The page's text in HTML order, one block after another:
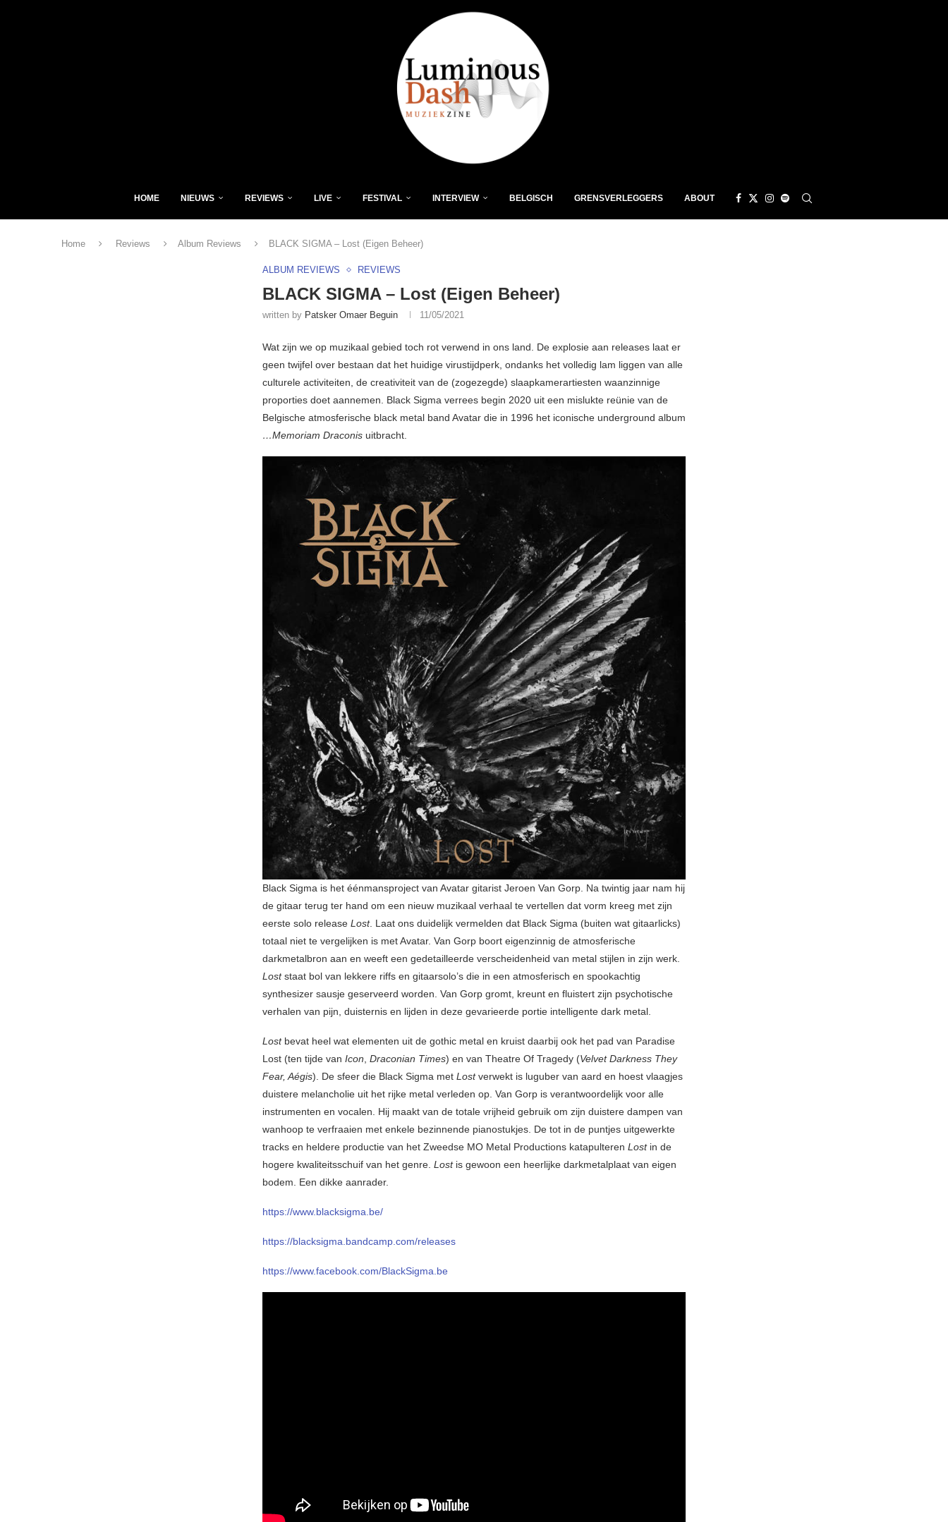
HOME NIEUWS REVIEWS LIVE FESTIVAL INTERVIEW BELGISCH GRENSVERLEGGERS ABOUT
Home Reviews Album Reviews BLACK SIGMA – Lost (Eigen Beheer)
ALBUM REVIEWS REVIEWS
BLACK SIGMA – Lost (Eigen Beheer)
written by Patsker Omaer Beguin 11/05/2021
Wat zijn we op muzikaal gebied toch rot verwend in ons land. De explosie aan releases laat er
geen twijfel over bestaan dat het huidige virustijdperk, ondanks het volledig lam liggen van alle
culturele activiteiten, de creativiteit van de (zogezegde) slaapkamerartiesten waanzinnige
proporties doet aannemen. Black Sigma verrees begin 2020 uit een mislukte reünie van de
Belgische atmosferische black metal band Avatar die in 1996 het iconische underground album
…Memoriam Draconis uitbracht.
Black Sigma is het éénmansproject van Avatar gitarist Jeroen Van Gorp. Na twintig jaar nam hij
de gitaar terug ter hand om een nieuw muzikaal verhaal te vertellen dat vorm kreeg met zijn
eerste solo release Lost. Laat ons duidelijk vermelden dat Black Sigma (buiten wat gitaarlicks)
totaal niet te vergelijken is met Avatar. Van Gorp boort eigenzinnig de atmosferische
darkmetalbron aan en weeft een gedetailleerde verscheidenheid van metal stijlen in zijn werk.
Loststaat bol van lekkere riffs en gitaarsolo’s die in een atmosferisch en spookachtig
synthesizer sausje geserveerd worden. Van Gorp gromt, kreunt en fluistert zijn psychotische
verhalen van pijn, duisternis en lijden in deze gevarieerde portie intelligente dark metal.
Lostbevat heel wat elementen uit de gothic metal en kruist daarbij ook het pad van Paradise
Lost (ten tijde van Icon, Draconian Times) en van Theatre Of Tragedy (Velvet Darkness They
Fear, Aégis). De sfeer die Black Sigma met Lostverwekt is luguber van aard en hoest vlaagjes
duistere melancholie uit het rijke metal verleden op. Van Gorp is verantwoordelijk voor alle
instrumenten en vocalen. Hij maakt van de totale vrijheid gebruik om zijn duistere dampen van
wanhoop te verfraaien met enkele bezinnende pianostukjes. De tot in de puntjes uitgewerkte
tracks en heldere productie van het Zweedse MO Metal Productions katapulteren Lostin de
hogere kwaliteitsschuif van het genre. Lost is gewoon een heerlijke darkmetalplaat van eigen
bodem. Een dikke aanrader.
https://www.blacksigma.be/
https://blacksigma.bandcamp.com/releases
https://www.facebook.com/BlackSigma.be